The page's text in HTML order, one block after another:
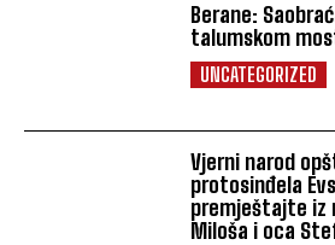
Berane:
talumskom
UNCATEGORIZED
Vjerni narod
protosinđela
premještajte iz
Miloša i oca